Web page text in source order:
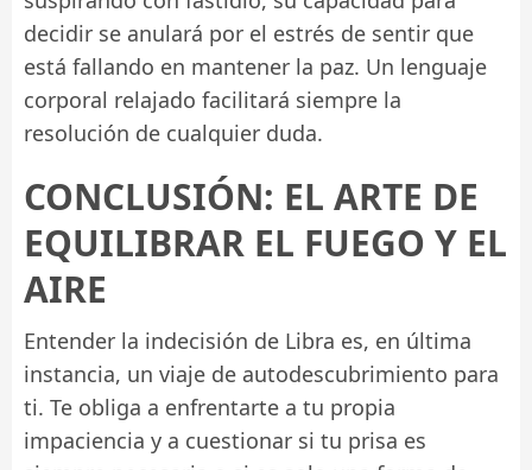
decidir se anulará por el estrés de sentir que
está fallando en mantener la paz. Un lenguaje
corporal relajado facilitará siempre la
resolución de cualquier duda.
CONCLUSIÓN: EL ARTE DE
EQUILIBRAR EL FUEGO Y EL
AIRE
Entender la indecisión de Libra es, en última
instancia, un viaje de autodescubrimiento para
ti. Te obliga a enfrentarte a tu propia
impaciencia y a cuestionar si tu prisa es